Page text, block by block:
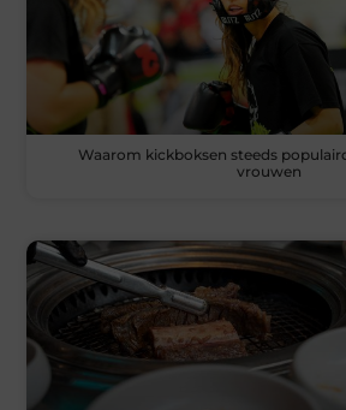
Waarom kickboksen steeds
vrouwen